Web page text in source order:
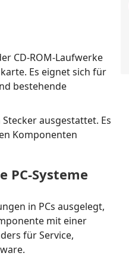
CD-ROM-Laufwerke
Es eignet sich für
bestehende
ausgestattet. Es
Komponenten
Systeme
in PCs ausgelegt,
mit einer
für Service,